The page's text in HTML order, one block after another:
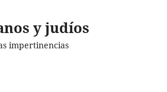
y judíos
impertinencias